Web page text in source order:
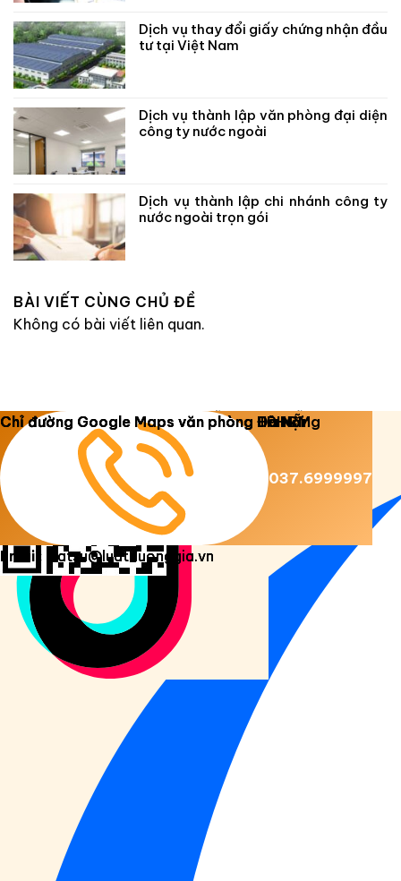
Dịch vụ thay đổi giấy chứng nhận đầu
tư tại Việt Nam
Dịch vụ thành lập văn phòng đại diện
công ty nước ngoài
Dịch vụ thành lập chi nhánh công ty
nước ngoài trọn gói
BÀI VIẾT CÙNG CHỦ ĐỀ
Không có bài viết liên quan.
Copyright 2026 © Luật Dương Gia